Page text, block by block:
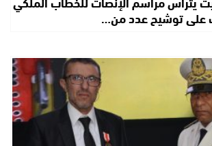
على توشيح عدد من…